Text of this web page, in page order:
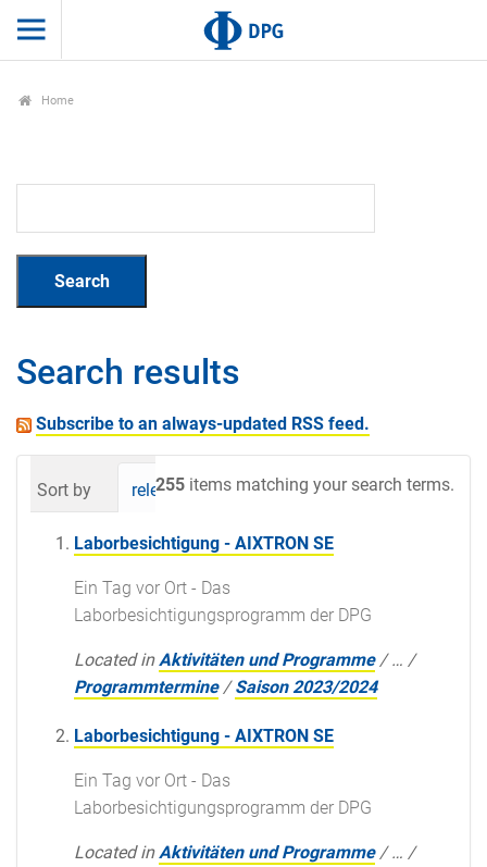
Home
Search results
Subscribe to an always-updated RSS feed.
255 items matching your search terms.
Sort by relevance date (newest first)
Laborbesichtigung - AIXTRON SE
Ein Tag vor Ort - Das
Laborbesichtigungsprogramm der DPG
Located in Aktivitäten und Programme /… /
Programmtermine /Saison 2023/2024
Laborbesichtigung - AIXTRON SE
Ein Tag vor Ort - Das
Laborbesichtigungsprogramm der DPG
Located in Aktivitäten und Programme /… /